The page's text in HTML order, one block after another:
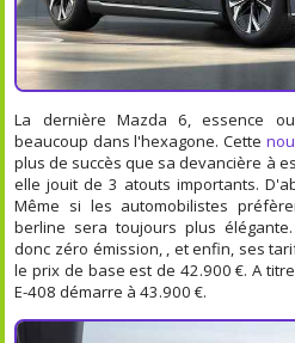
La dernière Mazda 6, essence
beaucoup dans l'hexagone. Cette
plus de succès que sa devancière à
elle jouit de 3 atouts importants.
Même si les automobilistes
berline sera toujours plus
donc zéro émission, , et enfin, ses
le prix de base est de 42.900 €. A
E-408 démarre à 43.900 €.